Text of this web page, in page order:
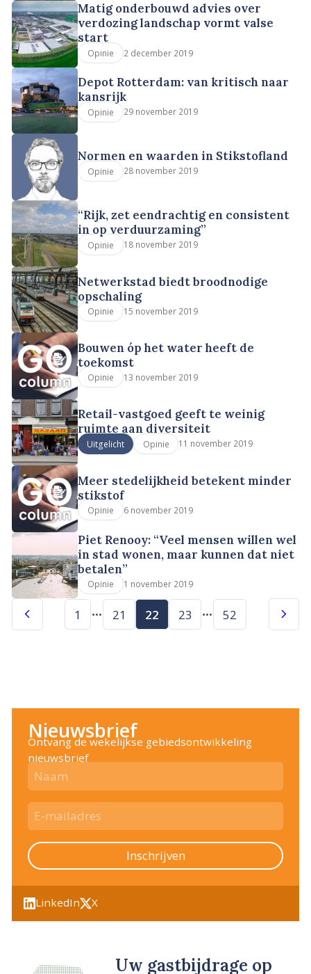
Matig onderbouwd advies over
verdozing landschap vormt valse
start
Opinie 2 december 2019
Depot Rotterdam: van kritisch naar
kansrijk
Opinie 29 november 2019
Normen en waarden in Stikstofland
Opinie 28 november 2019
“Rijk, zet eendrachtig en consistent
in op verduurzaming”
Opinie 18 november 2019
Netwerkstad biedt broodnodige
opschaling
Opinie 15 november 2019
Bouwen óp het water heeft de
toekomst
Opinie 13 november 2019
Retail-vastgoed geeft te weinig
ruimte aan diversiteit
Uitgelicht Opinie 11 november 2019
Meer stedelijkheid betekent minder
stikstof
Opinie 6 november 2019
Piet Renooy: “Veel mensen willen wel
in stad wonen, maar kunnen dat niet
betalen”
Opinie 1 november 2019
1 21 22 23 52
Nieuwsbrief
Ontvang de wekelijkse gebiedsontwikkeling
nieuwsbrief
Inschrijven
LinkedIn X
Uw gastbijdrage op